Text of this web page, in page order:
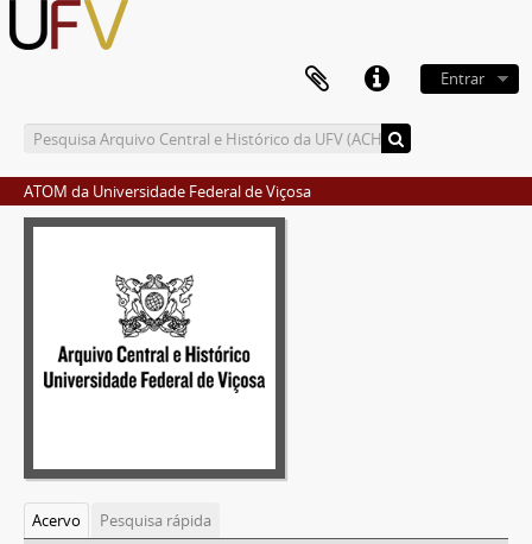
Entrar
ATOM da Universidade Federal de Viçosa
Acervo
Pesquisa rápida